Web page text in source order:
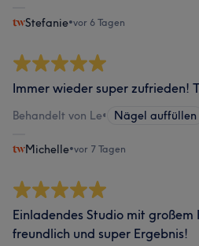
Stefanie•vor 6 Tagen
Immer wieder super zufrieden!
Behandelt von Le• Nägel auffüllen
Michelle•vor 7 Tagen
Einladendes Studio mit
freundlich und super Ergebnis!